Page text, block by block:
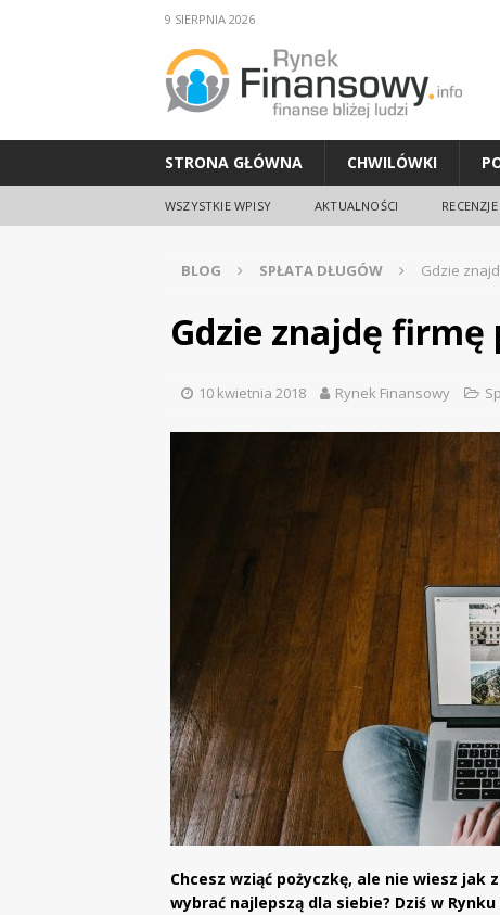
9 SIERPNIA 2026
STRONA GŁÓWNA CHWILÓWKI
WSZYSTKIE WPISY AKTUALNOŚCI
BLOG SPŁATA DŁUGÓW Gdzie
Gdzie znajdę firmę
10 kwietnia 2018 Rynek Finansowy
Chcesz wziąć pożyczkę, ale nie wiesz jak
wybrać najlepszą dla siebie? Dziś w